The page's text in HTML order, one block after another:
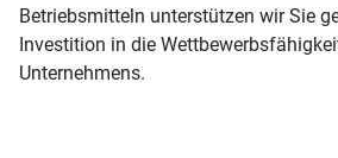
Betriebsmitteln unterstützen wir Sie
Investition in die
Unternehmens.